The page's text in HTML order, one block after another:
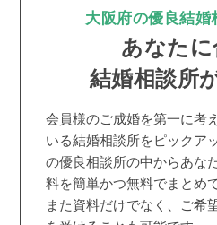
大阪府の優良結
あなたに
結婚相談所
会員様のご成婚を第一に考
いる結婚相談所をピックア
の優良相談所の中からあな
料を簡単かつ無料でまとめ
また資料だけでなく、ご希